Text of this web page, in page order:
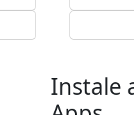
Instale